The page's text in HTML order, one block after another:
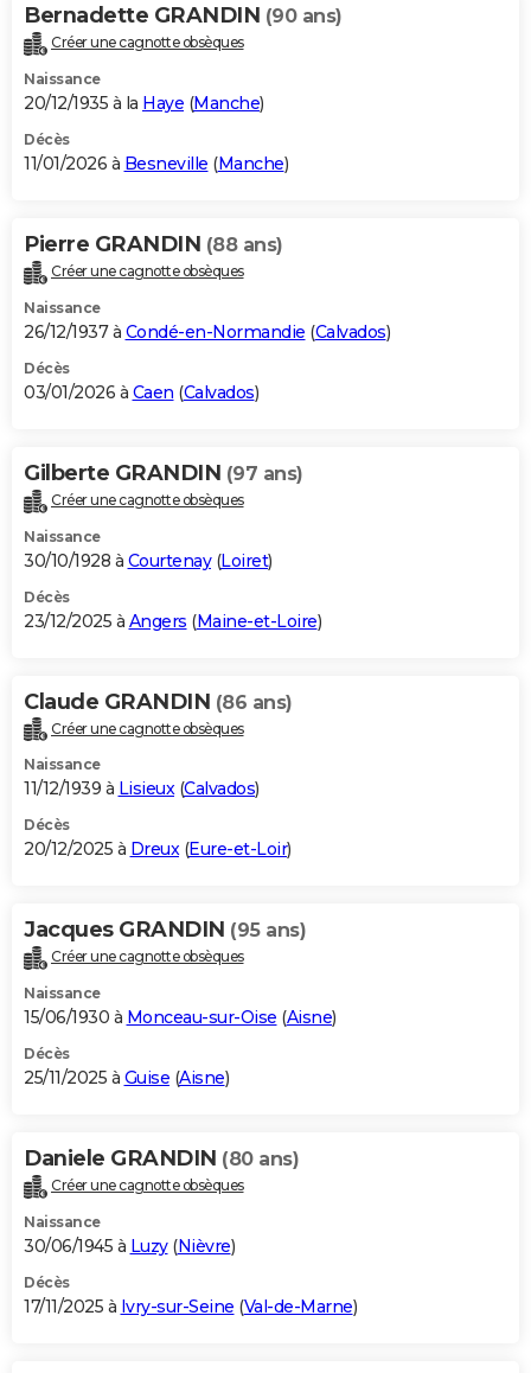
Bernadette GRANDIN (90 ans)
Créer une cagnotte obsèques
Naissance
20/12/1935 à la Haye (Manche)
Décès
11/01/2026 à Besneville (Manche)
Pierre GRANDIN (88 ans)
Créer une cagnotte obsèques
Naissance
26/12/1937 à Condé-en-Normandie (Calvados)
Décès
03/01/2026 à Caen (Calvados)
Gilberte GRANDIN (97 ans)
Créer une cagnotte obsèques
Naissance
30/10/1928 à Courtenay(Loiret)
Décès
23/12/2025 à Angers (Maine-et-Loire)
Claude GRANDIN (86 ans)
Créer une cagnotte obsèques
Naissance
11/12/1939 à Lisieux(Calvados)
Décès
20/12/2025 à Dreux(Eure-et-Loir)
Jacques GRANDIN (95 ans)
Créer une cagnotte obsèques
Naissance
15/06/1930 à Monceau-sur-Oise (Aisne)
Décès
25/11/2025 à Guise (Aisne)
Daniele GRANDIN (80 ans)
Créer une cagnotte obsèques
Naissance
30/06/1945 à Luzy(Nièvre)
Décès
17/11/2025 à Ivry-sur-Seine (Val-de-Marne)